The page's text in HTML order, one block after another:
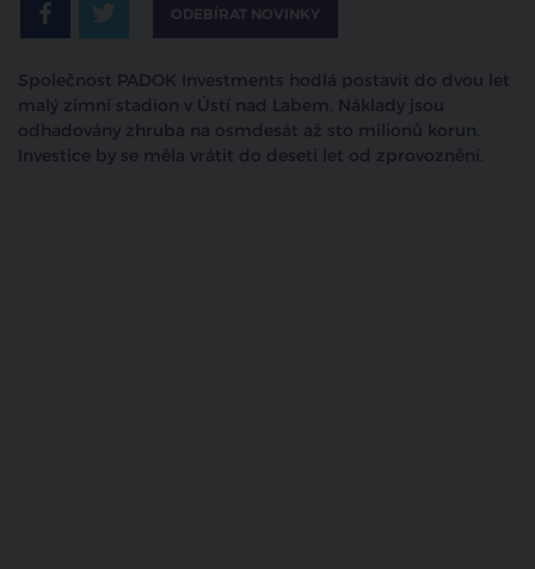
ODEBÍRAT NOVINKY
Společnost PADOK Investments hodlá postavit do dvou let
malý zimní stadion v Ústí nad Labem. Náklady jsou
odhadovány zhruba na osmdesát až sto milionů korun.
Investice by se měla vrátit do deseti let od zprovoznění.